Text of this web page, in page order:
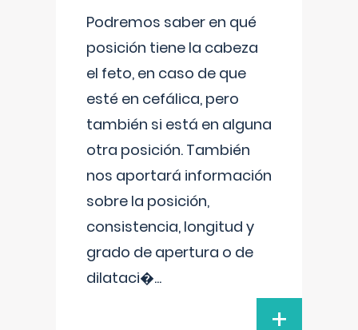
Podremos saber en qué
posición tiene la cabeza
el feto, en caso de que
esté en cefálica, pero
también si está en alguna
otra posición. También
nos aportará información
sobre la posición,
consistencia, longitud y
grado de apertura o de
dilataci�...
+